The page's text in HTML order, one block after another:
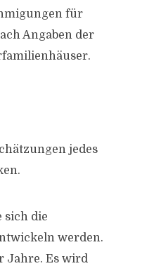
für
Angaben der
jedes
sich die
werden.
Jahre. Es wird